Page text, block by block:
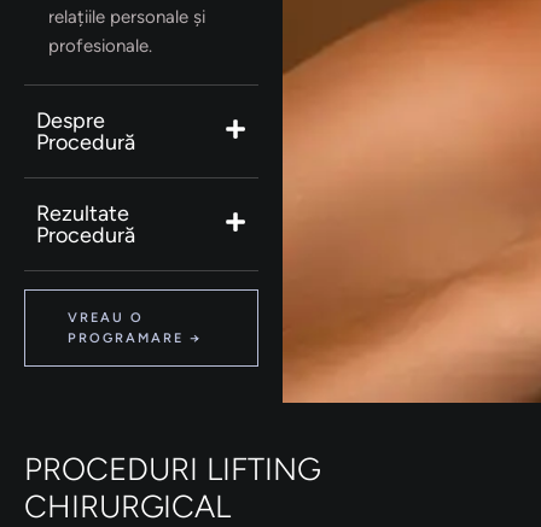
relațiile personale și
profesionale.
Despre
Procedură
Rezultate
Procedură
VREAU O
PROGRAMARE →
PROCEDURI LIFTING
CHIRURGICAL